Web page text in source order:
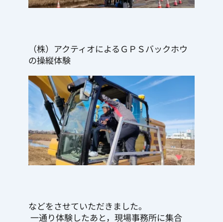
（株）アクティオによるＧＰＳバックホウ
の操縦体験
などをさせていただきました。